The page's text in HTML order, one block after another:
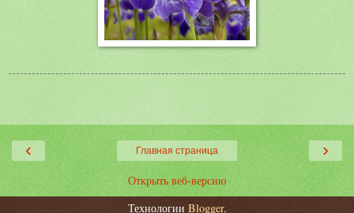
‹ ›
Главная страница
Открыть веб-версию
Технологии Blogger.